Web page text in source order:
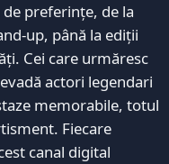
preferințe, de la
up, până la ediții
Cei care urmăresc
actori legendari
memorabile, totul
Fiecare
canal digital